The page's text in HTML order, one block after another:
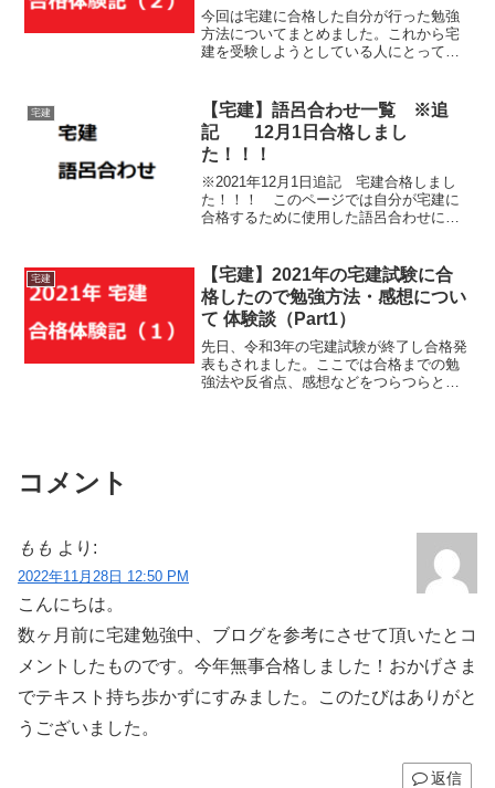
今回は宅建に合格した自分が行った勉強
方法についてまとめました。これから宅
建を受験しようとしている人にとって何
宅建
【宅建】語呂合わせ一覧 ※追
記 12月1日合格しまし
た！！！
※2021年12月1日追記 宅建合格しまし
た！！！ このページでは自分が宅建に
合格するために使用した語呂合わせにつ
宅建
【宅建】2021年の宅建試験に合
格したので勉強方法・感想につい
て 体験談（Part1）
先日、令和3年の宅建試験が終了し合格発
表もされました。ここでは合格までの勉
強法や反省点、感想などをつらつらとま
コメント
もも より:
2022年11月28日 12:50 PM
こんにちは。
数ヶ月前に宅建勉強中、ブログを参考にさせて頂いたとコ
メントしたものです。今年無事合格しました！おかげさま
でテキスト持ち歩かずにすみました。このたびはありがと
うございました。
返信